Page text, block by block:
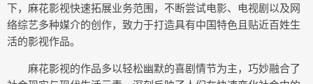
下，麻花影视快速拓展业务范围，不断尝试电影、电视剧以及网
络综艺多种媒介的创作，致力于打造具有中国特色且贴近百姓生
活的影视作品。
麻花影视的作品多以轻松幽默的喜剧情节为主，巧妙融合了